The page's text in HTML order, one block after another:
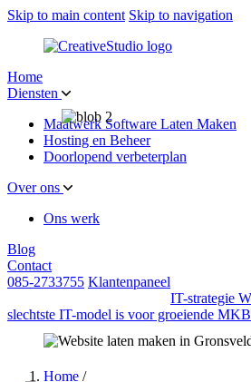
Skip to main content Skip to navigation
Home
Diensten
Maatwerk Software Laten Maken
Hosting en Beheer
Doorlopend verbeterplan
Over ons
Ons werk
Blog
Contact
085-2733755 Klantenpaneel
IT-strategie
slechtste IT-model is voor groeiende
Home /